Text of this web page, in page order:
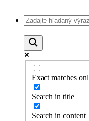
Exact matches
Search in title
Search in content